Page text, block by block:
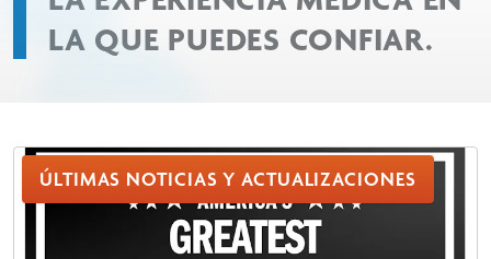
y más allá.
LA QUE PUEDES CONFIAR.
ÚLTIMAS NOTICIAS Y ACTUALIZACIONES